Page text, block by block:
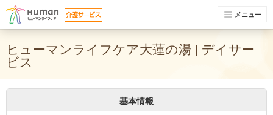
メニュー
ヒューマンライフケア大蓮の湯 | デイサー
ビス
基本情報